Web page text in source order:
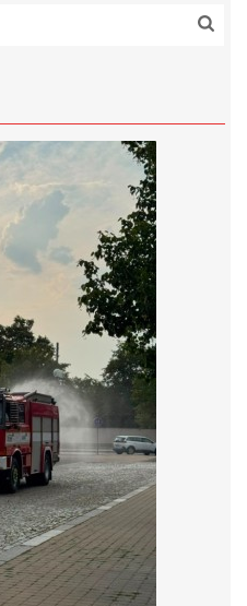
Aktualizováno: 4. 8. 2026
↑